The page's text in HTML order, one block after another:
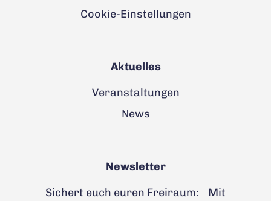
Cookie-Einstellungen
Aktuelles
Veranstaltungen
News
Newsletter
Sichert euch euren Freiraum: Mit